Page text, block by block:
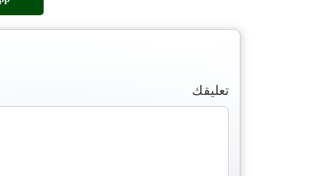
تعليقك